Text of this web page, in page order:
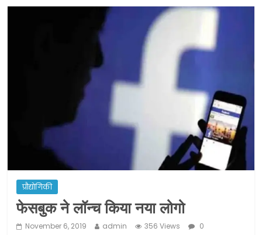
सीएम हेमंत सोरेन
उत्तराखंड के अन्य राज्यों में फंसे लोगों की जल्द
प्रवासियों व मजदूरों को दी गई छूट के बाद लोगो
ने कराया पंजीयन: राजस्थान सरकार
शराब और पान की दुकानों को ग्रीन जोन में
खोलने की मिली इजाजत: गृह मंत्रालय
दो हफ्ते के लिए बढ़ाया लॉकडाउन: गृह मंत्रालय
प्रौद्योगिकी
फेसबुक ने लॉन्च किया नया लोगो
November 6, 2019 admin 356 Views
0